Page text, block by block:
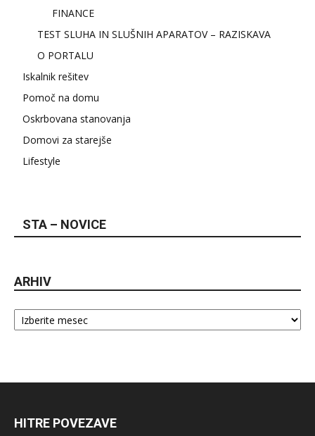
FINANCE
TEST SLUHA IN SLUŠNIH APARATOV – RAZISKAVA
O PORTALU
Iskalnik rešitev
Pomoč na domu
Oskrbovana stanovanja
Domovi za starejše
Lifestyle
STA – NOVICE
ARHIV
Arhiv
HITRE POVEZAVE